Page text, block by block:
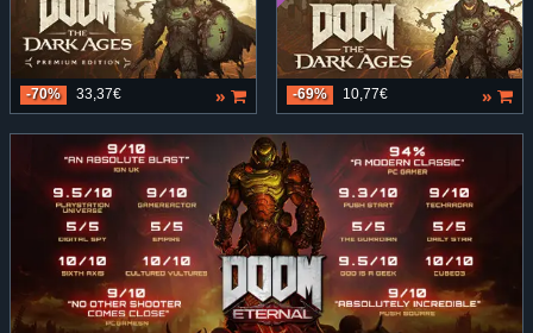
-70% 33,37€ » -69% 10,77€ »